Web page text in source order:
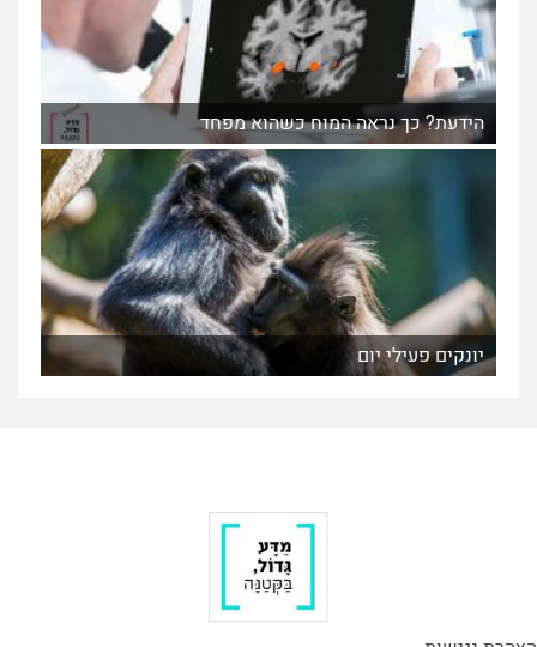
הידעת? כך נראה המוח כשהוא מפחד
יונקים פעילי יום